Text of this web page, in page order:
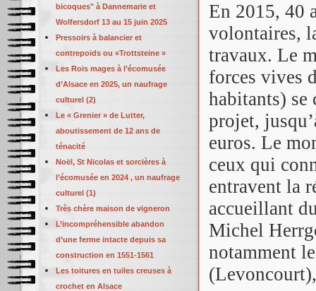
En 2015, 40
volontaires,
travaux. Le
forces vives
habitants) se
projet,
euros. Le
ceux qui
entravent la
accueillant
Michel
notamment
bicoques" à Dannemarie et
Wolfersdorf 13 au 15 juin 2025
Pressoirs à balancier et
contrepoids ou «Trottsteine »
Les Rois mages à l’écomusée
d’Alsace en 2025, un naufrage
culturel (2)
Le « Grenier » de Lutter,
aboutissement de 12 ans de
ténacité
Noël, St Nicolas et sorcières à
l’écomusée en 2024 , un naufrage
culturel (1)
Très chère maison de vigneron
L’incompréhensible abandon
d’une ferme intacte depuis sa
construction en 1551-1561
Les toitures en tuiles creuses à
crochet en Alsace